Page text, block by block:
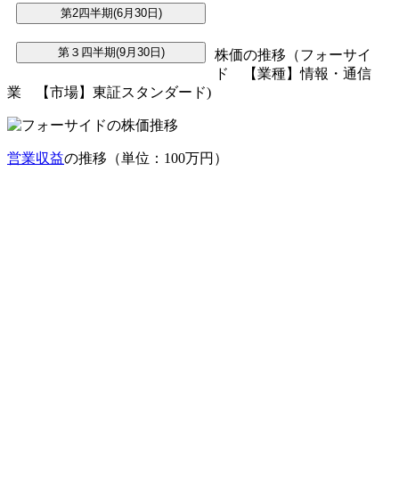
株価の推移（フォーサイ
ド 【業種】情報・通信
業 【市場】東証スタンダード)
営業収益の推移（単位：100万円）